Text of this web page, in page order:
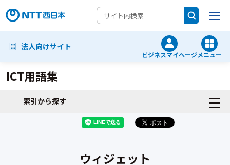
法人向けサイト
ビジネスマイページメニュー
ICT用語集
索引から探す
ウィジェット